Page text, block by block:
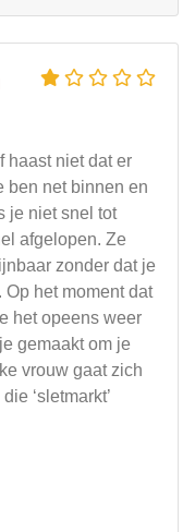
haast niet dat er
ben net binnen en
je niet snel tot
afgelopen. Ze
zonder dat je
het moment dat
het opeens weer
gemaakt om je
vrouw gaat zich
‘sletmarkt’